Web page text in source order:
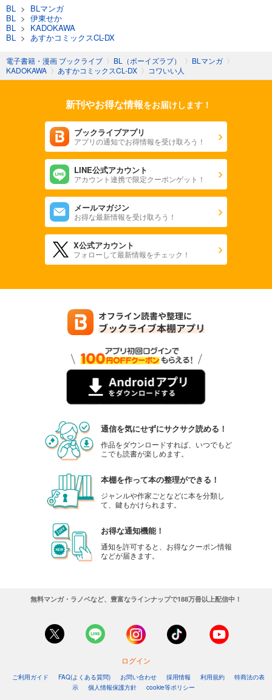
BL > BLマンガ
BL > 伊東せか
BL > KADOKAWA
BL > あすかコミックスCL-DX
電子書籍・漫画 ブックライブ 〉 BL（ボーイズラブ） 〉 BLマンガ 〉
KADOKAWA 〉 あすかコミックスCL-DX 〉 コワいい人
新刊やお得な情報をお届けします！
ブックライブアプリ
アプリの通知でお得情報を受け取ろう！
LINE公式アカウント
アカウント連携で限定クーポンゲット！
メールマガジン
お得な最新情報を受け取ろう！
X公式アカウント
フォローして最新情報をチェック！
通信を気にせずにサクサク読める！
作品をダウンロードすれば、いつでもど
こでも読書が楽しめます。
本棚を作って本の整理ができる！
ジャンルや作家ごとなどに本を分類し
て、鍵もかけられます。
お得な通知機能！
通知を許可すると、お得なクーポン情報
などが届きます。
無料マンガ・ラノベなど、豊富なラインナップで188万冊以上配信中！
ログイン
ご利用ガイド FAQ(よくある質問) お問い合わせ 採用情報 利用規約
特商法の表
示
個人情報保護方針
cookie等ポリシー